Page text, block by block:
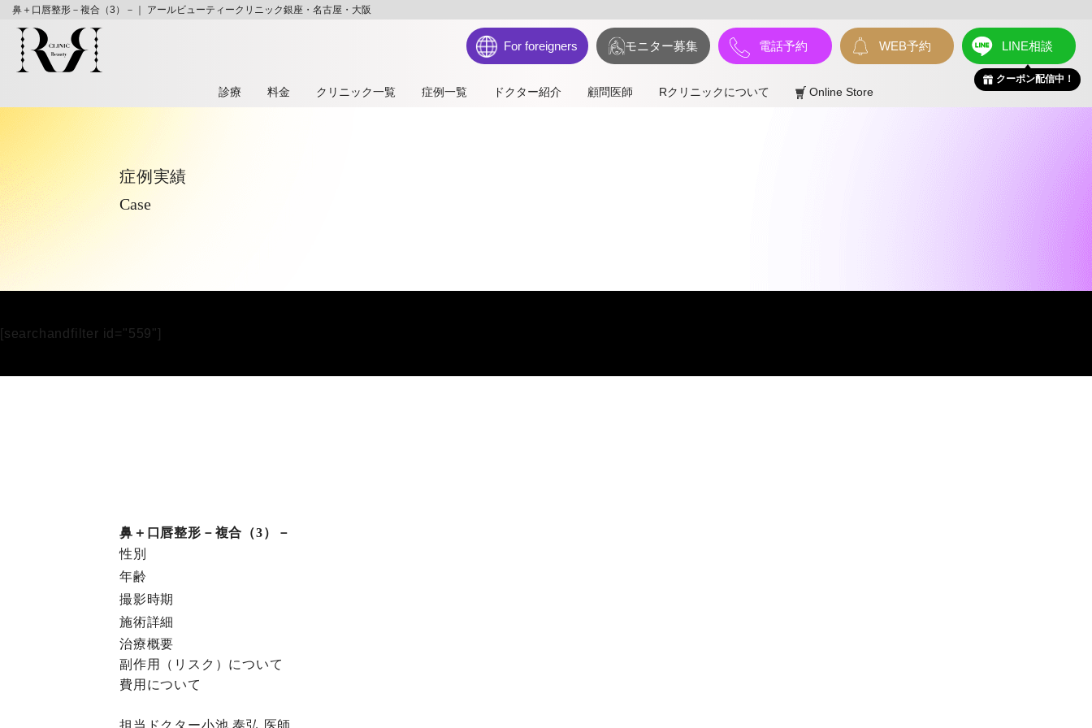
鼻＋口唇整形－複合（3）－｜ アールビューティークリニック銀座・名古屋・大阪
For foreigners モニター募集 電話予約 WEB予約 LINE相談
クーポン配信中！
診療 料⾦ クリニック一覧 症例一覧 ドクター紹介 顧問医師 Rクリニックについて Online Store
症例実績
Case
[searchandfilter id="559"]
鼻＋口唇整形－複合（3）－
性別
年齢
撮影時期
施術詳細
治療概要
副作⽤（リスク）について
費⽤について
担当ドクター小池 泰弘 医師